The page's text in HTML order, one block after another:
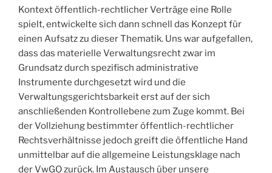
Kontext öffentlich-rechtlicher Verträge eine Rolle
spielt, entwickelte sich dann schnell das Konzept für
einen Aufsatz zu dieser Thematik. Uns war aufgefallen,
dass das materielle Verwaltungsrecht zwar im
Grundsatz durch spezifisch administrative
Instrumente durchgesetzt wird und die
Verwaltungsgerichtsbarkeit erst auf der sich
anschließenden Kontrollebene zum Zuge kommt. Bei
der Vollziehung bestimmter öffentlich-rechtlicher
Rechtsverhältnisse jedoch greift die öffentliche Hand
unmittelbar auf die allgemeine Leistungsklage nach
der VwGO zurück. Im Austausch über unsere